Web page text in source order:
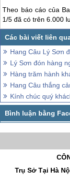
Theo báo cáo của
1/5 đã có trên 6.000
Hang Câu Lý Sơn
Lý Sơn đón hàng
Hàng trăm hành
Hang Câu thắng
Kính chúc quý khách
Trụ Sở Tại Hà